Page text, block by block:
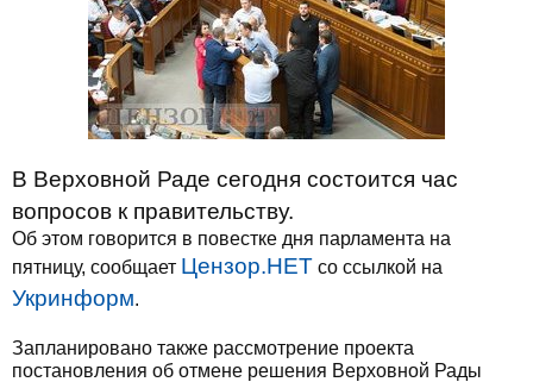
В Верховной Раде сегодня состоится час
вопросов к правительству.
Об этом говорится в повестке дня парламента на
пятницу, сообщает Цензор.НЕТ со ссылкой на
Укринформ.
Запланировано также рассмотрение проекта
постановления об отмене решения Верховной Рады